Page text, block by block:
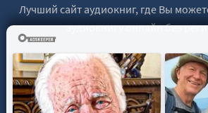
Лучший сайт аудиокниг, где Вы
аудиокнигу онлайн без
© 2021 - 2026 booksaudio-online.com